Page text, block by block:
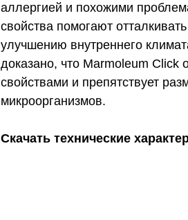
аллергией и похожими
свойства помогают
улучшению внутреннего
доказано, что Marmoleum Click
свойствами и препятствует
микроорганизмов.
Скачать технические